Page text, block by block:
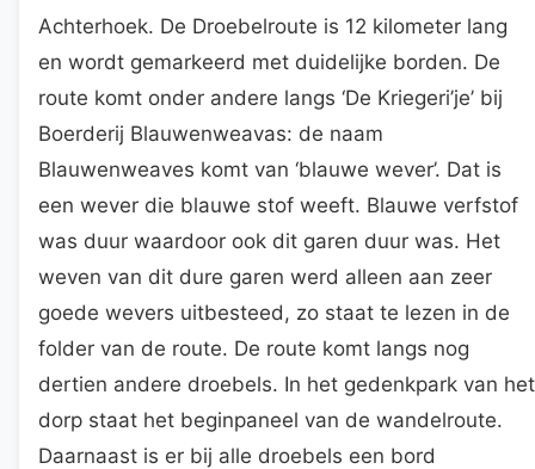
Achterhoek. De Droebelroute is 12 kilometer lang
en wordt gemarkeerd met duidelijke borden. De
route komt onder andere langs ‘De Kriegeri’je’ bij
Boerderij Blauwenweavas: de naam
Blauwenweaves komt van ‘blauwe wever’. Dat is
een wever die blauwe stof weeft. Blauwe verfstof
was duur waardoor ook dit garen duur was. Het
weven van dit dure garen werd alleen aan zeer
goede wevers uitbesteed, zo staat te lezen in de
folder van de route. De route komt langs nog
dertien andere droebels. In het gedenkpark van het
dorp staat het beginpaneel van de wandelroute.
Daarnaast is er bij alle droebels een bord